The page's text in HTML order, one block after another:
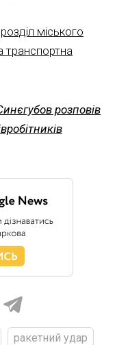
міського
транспортна
розповів
ракетний удар